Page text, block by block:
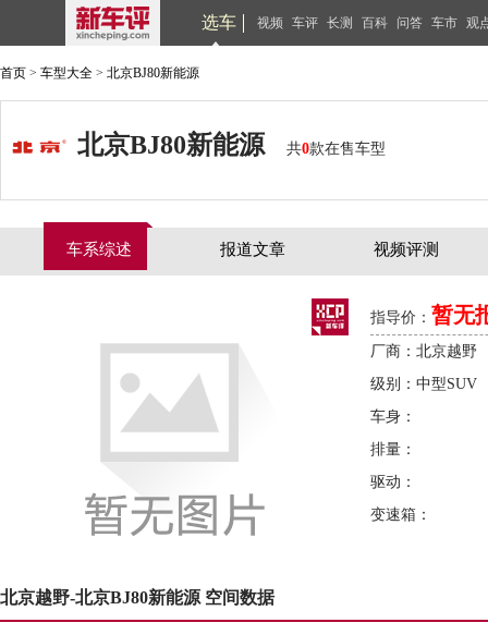
选车 视频 车评 长测 百科 问答 车市 观
首页 > 车型大全 > 北京BJ80新能源
北京BJ80新能源 共0款在售车型
车系综述 报道文章 视频评测
指导价： 暂无
厂商：北京越野
级别：中型SUV
车身：
排量：
驱动：
变速箱：
北京越野-北京BJ80新能源 空间数据